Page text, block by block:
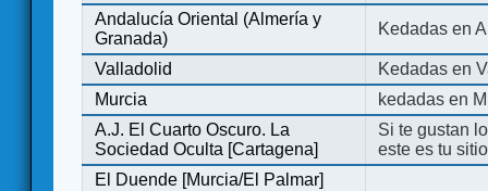
Andalucía Oriental (Almería y
Granada)
Kedadas en
Valladolid
Kedadas en
Murcia
kedadas en
A.J. El Cuarto Oscuro. La
Sociedad Oculta [Cartagena]
Si te gustan
este es tu
El Duende [Murcia/El Palmar]